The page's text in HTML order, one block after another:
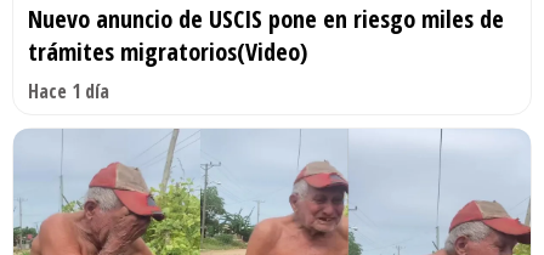
Nuevo anuncio de USCIS pone en riesgo miles de
trámites migratorios(Video)
Hace 1 día